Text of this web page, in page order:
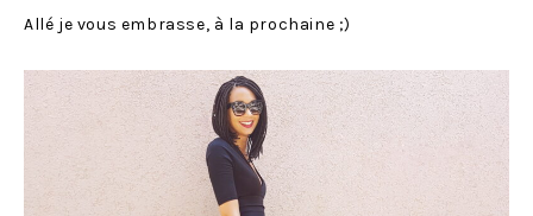
Allé je vous embrasse, à la prochaine ;)